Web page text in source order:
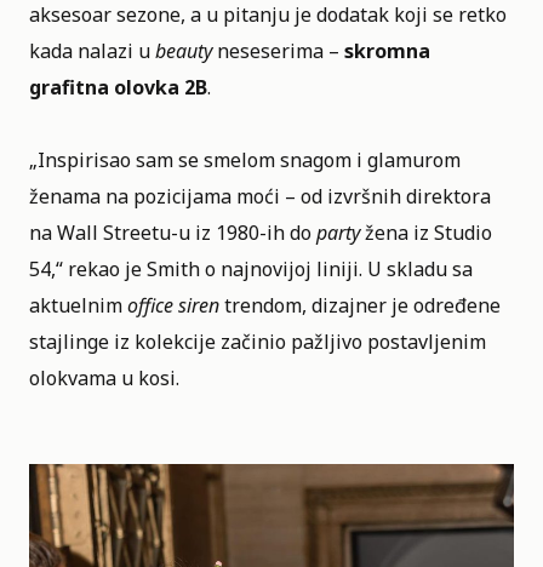
aksesoar sezone, a u pitanju je dodatak koji se retko
kada nalazi ubeautyneseserima – skromna
grafitna olovka 2B.
„Inspirisao sam se smelom snagom i glamurom
ženama na pozicijama moći – od izvršnih direktora
na Wall Streetu-u iz 1980-ih dopartyžena iz Studio
54,“ rekao je Smith o najnovijoj liniji. U skladu sa
aktuelnimoffice sirentrendom, dizajner je određene
stajlinge iz kolekcije začinio pažljivo postavljenim
olokvama u kosi.